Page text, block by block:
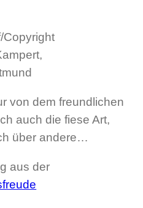
Copyright
von dem freundlichen
auch die fiese Art,
über andere…
aus der